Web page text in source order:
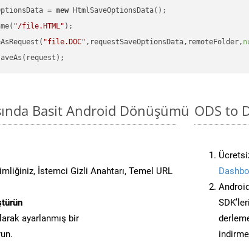
= new HtmlSaveOptionsData();
"/file.HTML" );
"file.DOC" ,requestSaveOptionsData,remoteFolder,
Basit Android Dönüşümü
İstemci Gizli Anahtarı, Temel URL
ayarlanmış bir
ODS to